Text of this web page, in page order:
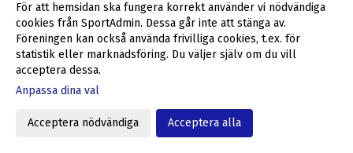
P04 kvalar till P16 Nationella 2020
Föreningsdagar på Stadium Svågertorp börjar nu 2019-10-07 10:00
Ulf Jansson om återkomsten till Kvarnby IK
Stöd Kvarnby IK när du handlar på Flügger Färg
Grymt helgerbjudande till alla i Kvarnby IK
För att hemsidan ska fungera korrekt använder vi nödvändiga
cookies från SportAdmin. Dessa går inte att stänga av.
Föreningen kan också använda frivilliga cookies, t.ex. för
statistik eller marknadsföring. Du väljer själv om du vill
acceptera dessa.
Anpassa dina val
Acceptera nödvändiga Acceptera alla